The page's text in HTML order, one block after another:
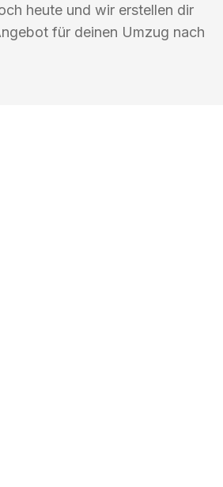
heute und wir erstellen dir
für deinen Umzug nach